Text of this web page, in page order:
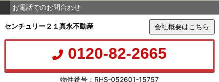
お電話でのお問合わせ
センチュリー２１真永不動産 会社概要はこちら
0120-82-2665
物件番号：RHS-052601-15757